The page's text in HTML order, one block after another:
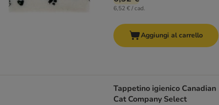
6,52 € / cad.
Aggiungi al carrello
Tappetino igienico Canadian
Cat Company Select